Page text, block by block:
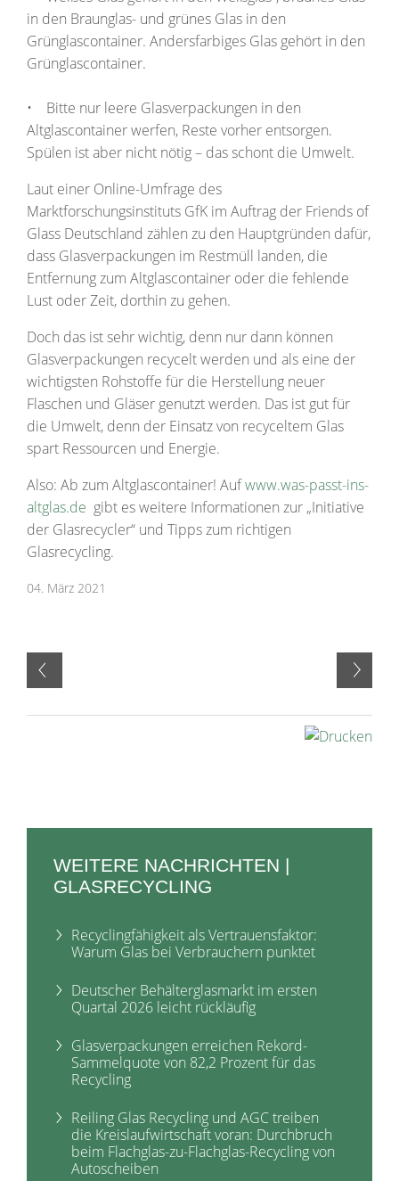
in den Braunglas- und grünes Glas in den
Grünglascontainer. Andersfarbiges Glas gehört in den
Grünglascontainer.
• Bitte nur leere Glasverpackungen in den
Altglascontainer werfen, Reste vorher entsorgen.
Spülen ist aber nicht nötig – das schont die Umwelt.
Laut einer Online-Umfrage des
Marktforschungsinstituts GfK im Auftrag der Friends of
Glass Deutschland zählen zu den Hauptgründen dafür,
dass Glasverpackungen im Restmüll landen, die
Entfernung zum Altglascontainer oder die fehlende
Lust oder Zeit, dorthin zu gehen.
Doch das ist sehr wichtig, denn nur dann können
Glasverpackungen recycelt werden und als eine der
wichtigsten Rohstoffe für die Herstellung neuer
Flaschen und Gläser genutzt werden. Das ist gut für
die Umwelt, denn der Einsatz von recyceltem Glas
spart Ressourcen und Energie.
Also: Ab zum Altglascontainer! Aufwww.was-passt-ins-
altglas.de gibt es weitere Informationen zur „Initiative
der Glasrecycler“ und Tipps zum richtigen
Glasrecycling.
04. März 2021
WEITERE NACHRICHTEN |
GLASRECYCLING
Recyclingfähigkeit als Vertrauensfaktor:
Warum Glas bei Verbrauchern punktet
Deutscher Behälterglasmarkt im ersten
Quartal 2026 leicht rückläufig
Glasverpackungen erreichen Rekord-
Sammelquote von 82,2 Prozent für das
Recycling
Reiling Glas Recycling und AGC treiben
die Kreislaufwirtschaft voran: Durchbruch
beim Flachglas-zu-Flachglas-Recycling von
Autoscheiben